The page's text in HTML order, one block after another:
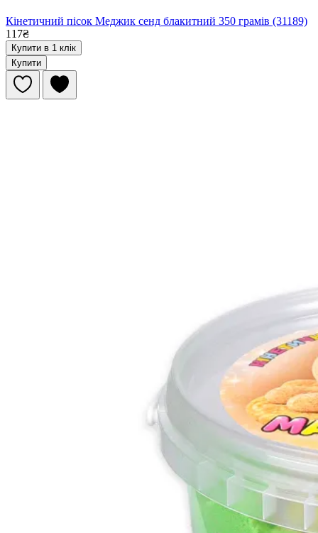
Кінетичний пісок Меджик сенд блакитний 350 грамів (31189)
117₴
Купити в 1 клік
Купити